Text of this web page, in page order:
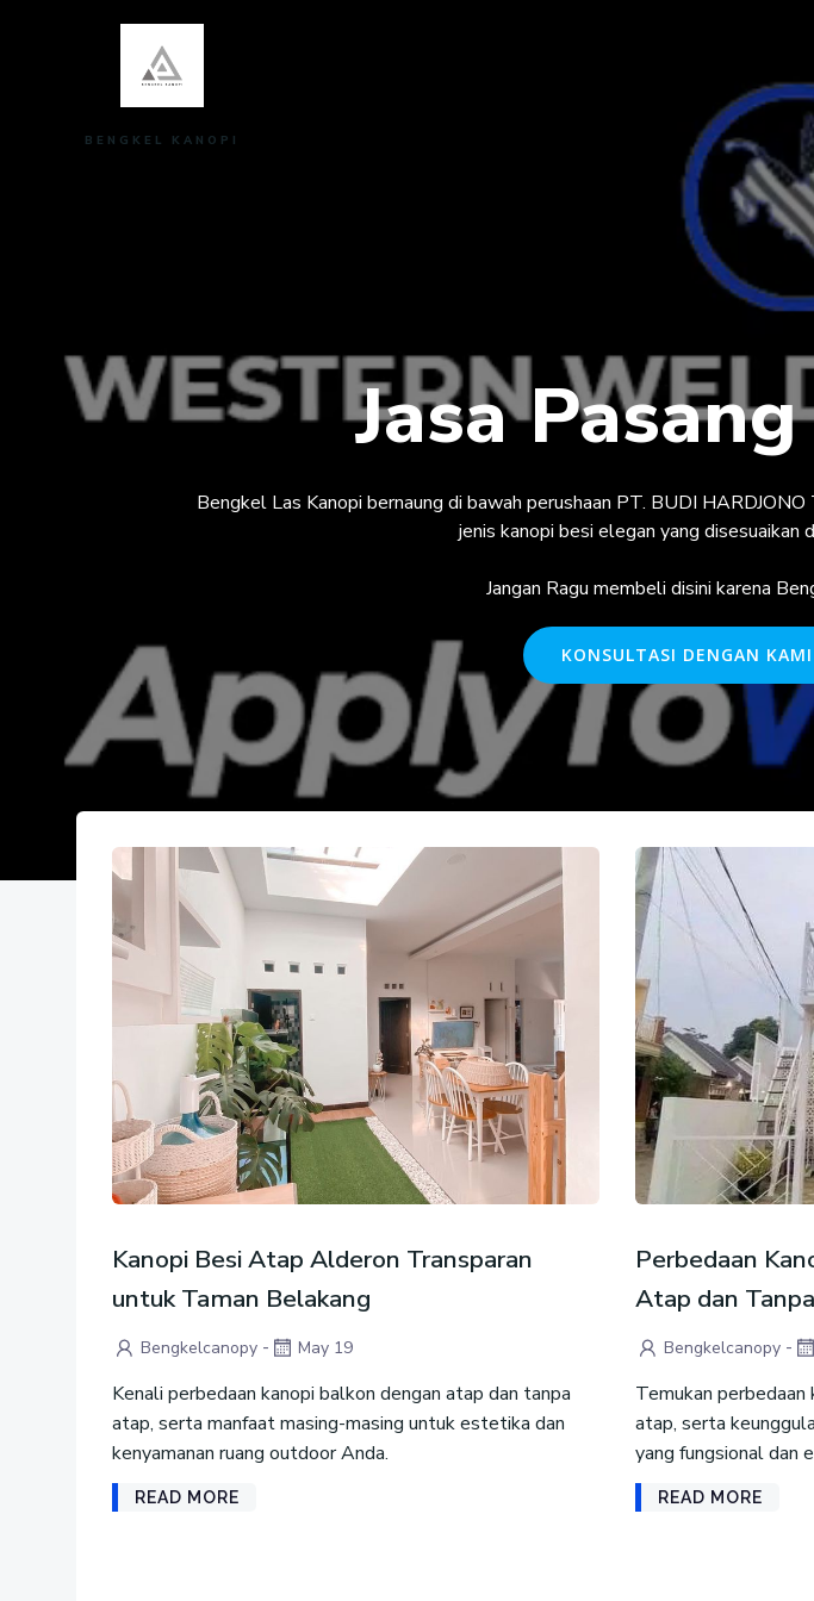
BENGKEL KANOPI
Jasa
Bengkel Las Kanopi bernaung di bawah perushaan PT. BUDI
jenis kanopi besi elegan yang disesuaikan
Jangan Ragu membeli disini karena
KONSULTASI DENGAN KAMI
Kanopi Besi Atap Alderon Transparan
untuk Taman Belakang
Bengkelcanopy - May 19
Kenali perbedaan kanopi balkon dengan atap dan tanpa
atap, serta manfaat masing-masing untuk estetika dan
kenyamanan ruang outdoor Anda.
READ MORE
Perbedaan
Atap dan
Bengkelcanopy -
Temukan
atap, serta
yang fungsional dan
READ MORE